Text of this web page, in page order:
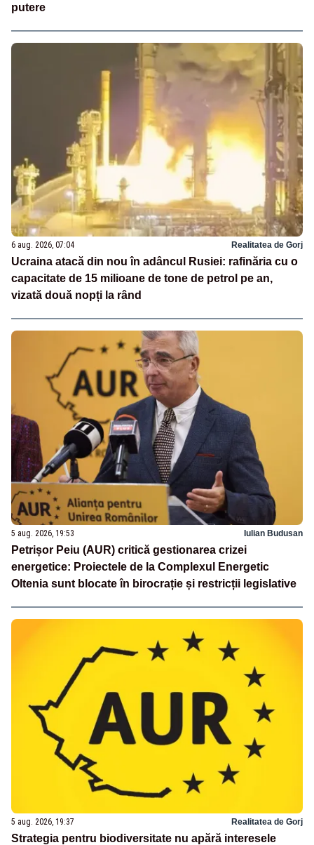
putere
6 aug. 2026, 07:04 Realitatea de Gorj
Ucraina atacă din nou în adâncul Rusiei: rafinăria cu o
capacitate de 15 milioane de tone de petrol pe an,
vizată două nopți la rând
5 aug. 2026, 19:53 Iulian Budusan
Petrișor Peiu (AUR) critică gestionarea crizei
energetice: Proiectele de la Complexul Energetic
Oltenia sunt blocate în birocrație și restricții legislative
5 aug. 2026, 19:37 Realitatea de Gorj
Strategia pentru biodiversitate nu apără interesele